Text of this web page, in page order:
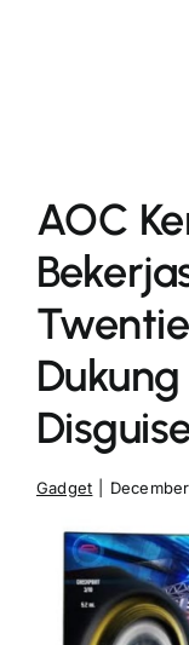
AOC
Dukung
Gadget